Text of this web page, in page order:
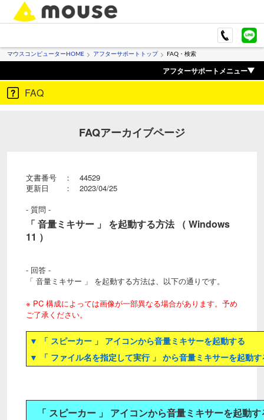
マウスコンピューターHOME アフターサポートトップ FAQ・検索
アフターサポートメニュー
FAQ
FAQアーカイブページ
文書番号 ： 44529
更新日 ： 2023/04/25
- 質問 -
「 音量ミキサー 」 を起動する方法 （ Windows
11 ）
- 回答 -
「 音量ミキサー 」 を起動する方法は、以下の通りです。
※ PC 構成によっては画像が一部異なる場合があります。予め
ご了承ください。
▼ 「 スピーカー 」 アイコンから音量ミキサーを起動する
▼ 「 ファイル名を指定して実行 」 から音量ミキサーを起動す
「 スピーカー 」 アイコンから音量ミキサーを起動す